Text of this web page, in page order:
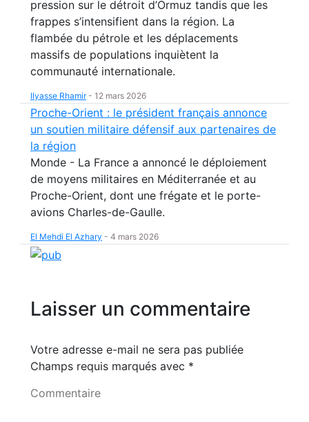
pression sur le détroit d’Ormuz tandis que les
frappes s’intensifient dans la région. La
flambée du pétrole et les déplacements
massifs de populations inquiètent la
communauté internationale.
Ilyasse Rhamir- 12 mars 2026
Proche-Orient : le président français annonce
un soutien militaire défensif aux partenaires de
la région
Monde - La France a annoncé le déploiement
de moyens militaires en Méditerranée et au
Proche-Orient, dont une frégate et le porte-
avions Charles-de-Gaulle.
El Mehdi El Azhary - 4 mars 2026
Laisser un commentaire
Votre adresse e-mail ne sera pas publiée
Champs requis marqués avec *
Commentaire